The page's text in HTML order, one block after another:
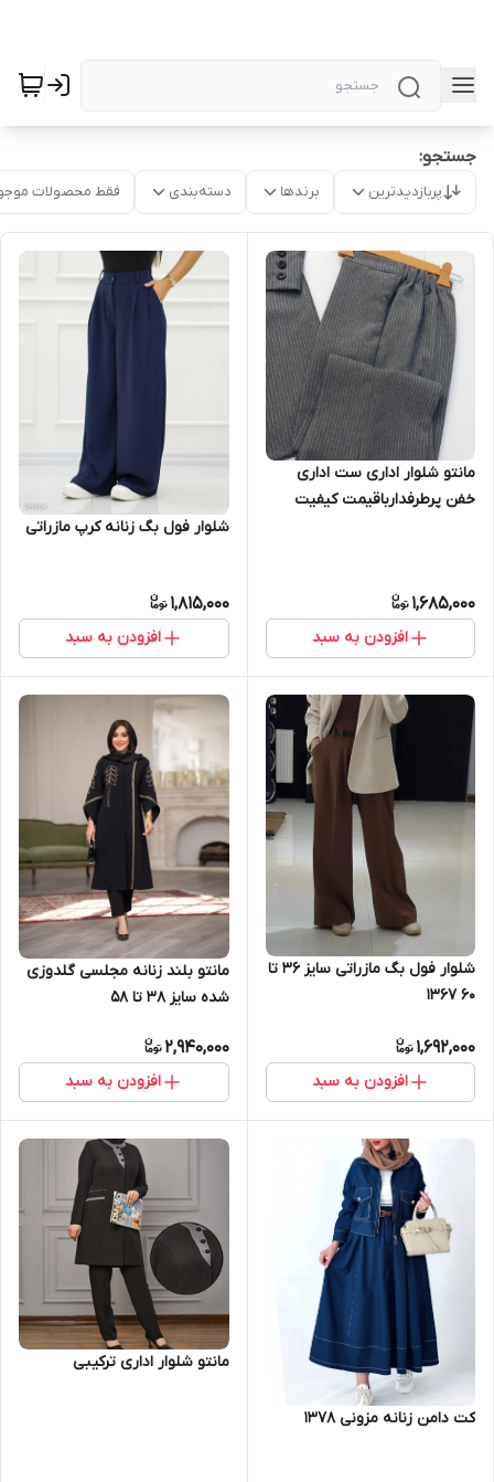
جستجو:
پربازدیدترین برندها دسته‌بندی فقط محصولات
مانتو شلوار اداری ست اداری
خفن پرطرفدارباقیمت کیفیت
1,685,000
افزودن به سبد
شلوار فول بگ زنانه کرپ مازراتی
1,815,000
افزودن به سبد
شلوار فول بگ مازراتی سایز ۳۶ تا
۶۰ ۱۳۶۷
1,692,000
افزودن به سبد
مانتو بلند زنانه مجلسی گلدوزی
شده سایز ۳۸ تا ۵۸
2,940,000
افزودن به سبد
کت دامن زنانه مزونی ۱۳۷۸
مانتو شلوار اداری ترکیبی